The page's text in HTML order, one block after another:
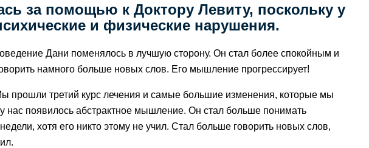
за помощью к Доктору Левиту, поскольку у
и физические нарушения.
Дани поменялось в лучшую сторону. Он стал более спокойным и
намного больше новых слов. Его мышление прогрессирует!
третий курс лечения и самые большие изменения, которые мы
нас появилось абстрактное мышление. Он стал больше понимать
хотя его никто этому не учил. Стал больше говорить новых слов,